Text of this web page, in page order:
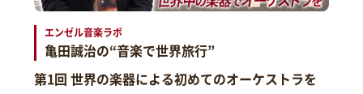
エンゼル音楽ラボ
亀田誠治の“音楽で世界旅行”
第1回 世界の楽器による初めてのオーケストラを